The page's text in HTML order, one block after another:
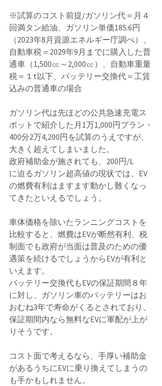
※試算のコスト前提/ガソリン代＝月４
回満タン給油、ガソリン単価185.6円
（2023年8月資源エネルギー庁調べ）、
自動車税＝2029年9月までに購入した普
通車（1,500㏄～2,000㏄）、自動車重量
税＝１t以下、バッテリー交換代＝工賃
込みの普通車の場合
ガソリン代は先ほどの公共急速充電ス
ポットで紹介した月1万1,000円プラン・
400分2万4,200円を試算のうえですが、
大きく超えてしまいました。
政府補助金が施されても、200円/L
に迫るガソリン超高値の現状では、EV
の燃費有利はますます動かし難くなっ
てきたといえるでしょう。
車体価格を除いたランニングコストを
比較すると、燃費はEVが断然有利、税
制面でも政府が当面は普及のための優
遇策を続けるでしょうからEVが有利と
いえます。
バッテリー交換代もEVの保証期間８年
に対し、ガソリン車のバッテリーはお
おむね3年で寿命がくるとされており、
保証期間内なら無料なEVに軍配が上が
りそうです。
コスト面で考えるなら、手厚い補助金
があるうちにEVに乗り換えてしまうの
も手かもしれません。